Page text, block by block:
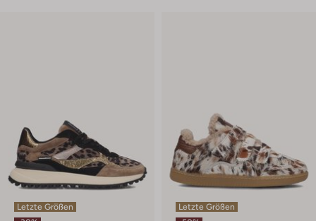
Letzte Größen
Letzte Größen